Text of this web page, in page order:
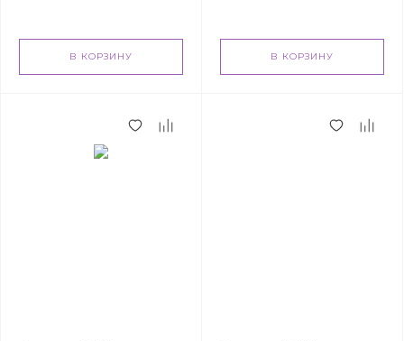
В КОРЗИНУ В КОРЗИНУ